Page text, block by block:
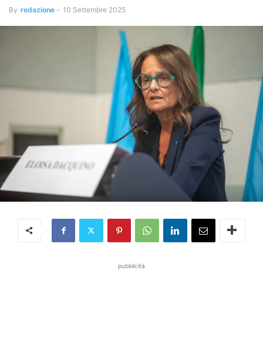
By redazione - 10 Settembre 2025
pubblicità